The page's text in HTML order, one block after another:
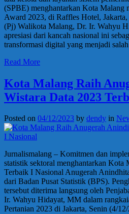
(SPBE) menghantarkan Kota Malang
Award 2023, di Raffles Hotel,
(Pj) Walikota Malang, Dr. Ir. Wahyu
apresiasi dari kancah nasional ini
transformasi digital yang menjadi
Read More
Kota Malang Raih
Wistara Data 2023
Posted on 04/12/2023 by dendy in
Jurnalismalang – Komitmen dan
statistik sektoral menghantarkan Kota
Terbaik I Nasional Anugerah
dari Badan Pusat Statistik (BPS).
tersebut diterima langsung oleh
Ir. Wahyu Hidayat, MM dalam
Pertanian 2023 di Jakarta, Senin (4/